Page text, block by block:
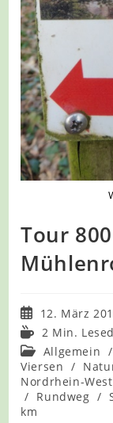
Tour
Beitrag
veröffentlicht:
12. März
Lesedauer:
2 Min.
Beitrags-
Kategorie:
Allgemein /
Viersen /
Nordrhein-
/ Rundweg /
km